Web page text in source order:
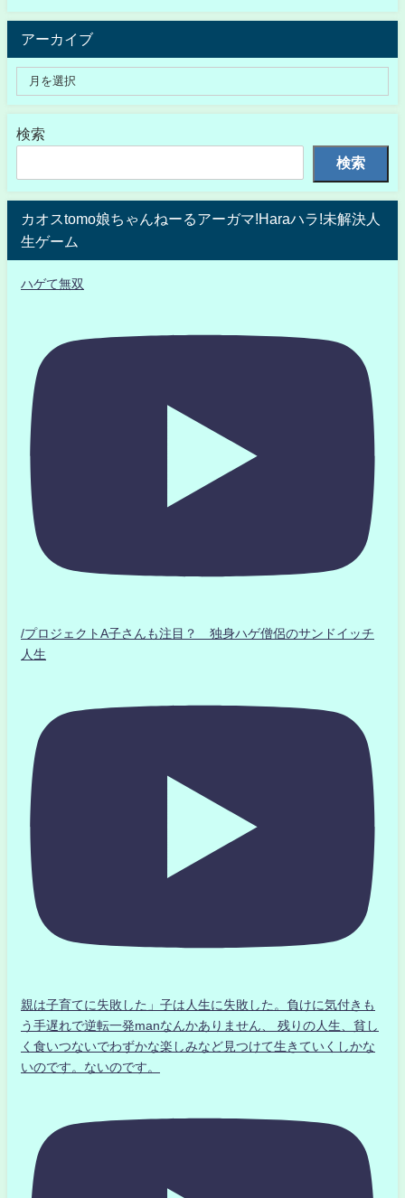
アーカイブ
検索
検索
カオスtomo娘ちゃんねーるアーガマ!Haraハラ!未解決人
生ゲーム
ハゲて無双
/プロジェクトA子さんも注目？ 独身ハゲ僧侶のサンドイッチ
人生
親は子育てに失敗した」子は人生に失敗した。負けに気付きも
う手遅れで逆転一発manなんかありません、 残りの人生、貧し
く食いつないでわずかな楽しみなど見つけて生きていくしかな
いのです。ないのです。